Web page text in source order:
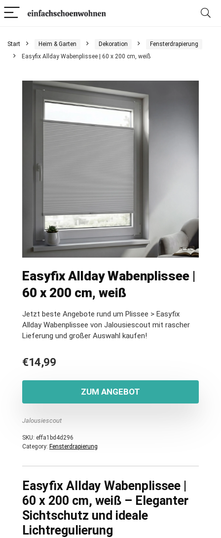
Start Heim & Garten Dekoration
Fensterdrapierung
Easyfix Allday Wabenplissee | 60 x 200 cm, weiß
Easyfix Allday Wabenplissee |
60 x 200 cm, weiß
Jetzt beste Angebote rund um Plissee > Easyfix
Allday Wabenplissee von Jalousiescout mit rascher
Lieferung und großer Auswahl kaufen!
€14,99
ZUM ANGEBOT
Jalousiescout
SKU: effa1bd4d296
Category: Fensterdrapierung
Easyfix Allday Wabenplissee |
60 x 200 cm, weiß – Eleganter
Sichtschutz und ideale
Lichtregulierung